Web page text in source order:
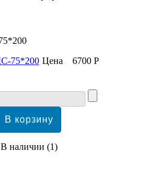
Цена
6700 Р
В наличии (1)